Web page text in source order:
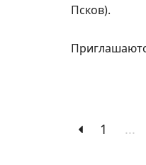
Псков).
1 ...